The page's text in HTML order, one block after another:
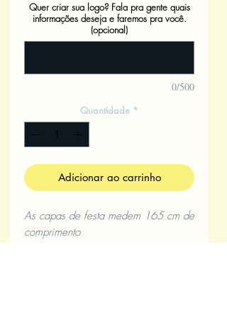
Quer criar sua logo? Fala pra gente quais
informações deseja e faremos pra você.
(opcional)
0/500
Quantidade *
Adicionar ao carrinho
As capas de festa medem 165 cm de
comprimento